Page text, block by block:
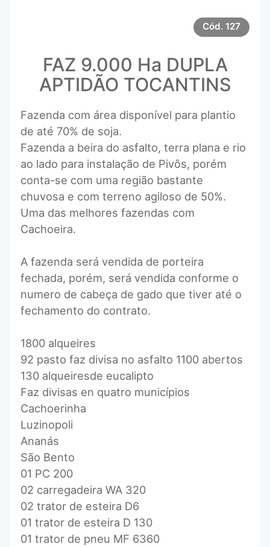
Cód. 127
FAZ 9.000 Ha DUPLA
APTIDÃO TOCANTINS
Fazenda com área disponível para plantio
de até 70% de soja.
Fazenda a beira do asfalto, terra plana e rio
ao lado para instalação de Pivôs, porém
conta-se com uma região bastante
chuvosa e com terreno agiloso de 50%.
Uma das melhores fazendas com
Cachoeira.
A fazenda será vendida de porteira
fechada, porém, será vendida conforme o
numero de cabeça de gado que tiver até o
fechamento do contrato.
1800 alqueires
92 pasto faz divisa no asfalto 1100 abertos
130 alqueiresde eucalipto
Faz divisas en quatro municípios
Cachoerinha
Luzinopoli
Ananás
São Bento
01 PC 200
02 carregadeira WA 320
02 trator de esteira D6
01 trator de esteira D 130
01 trator de pneu MF 6360